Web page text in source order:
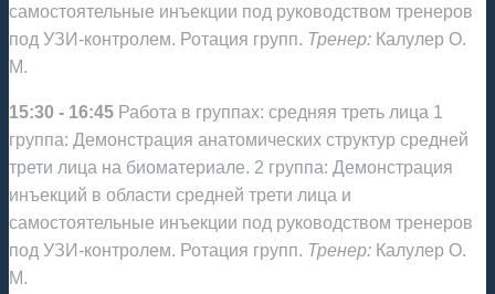
самостоятельные инъекции под руководством тренеров
под УЗИ-контролем. Ротация групп. Тренер: Калулер О.
М.
15:30 - 16:45 Работа в группах: средняя треть лица 1
группа: Демонстрация анатомических структур средней
трети лица на биоматериале. 2 группа: Демонстрация
инъекций в области средней трети лица и
самостоятельные инъекции под руководством тренеров
под УЗИ-контролем. Ротация групп. Тренер: Калулер О.
М.